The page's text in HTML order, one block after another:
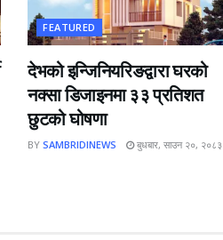
FEATURED
देभको इन्जिनियरिङद्वारा घरको
नक्सा डिजाइनमा ३३ प्रतिशत
छुटको घोषणा
BY SAMBRIDINEWS बुधबार, साउन २०, २०८३